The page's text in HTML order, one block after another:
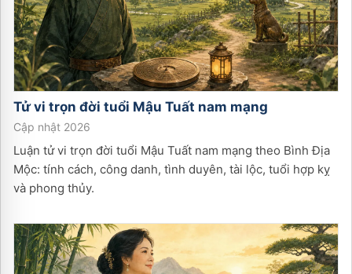
Tử vi trọn đời tuổi Mậu Tuất nam mạng
Cập nhật 2026
Luận tử vi trọn đời tuổi Mậu Tuất nam mạng theo Bình Địa
Mộc: tính cách, công danh, tình duyên, tài lộc, tuổi hợp kỵ
và phong thủy.